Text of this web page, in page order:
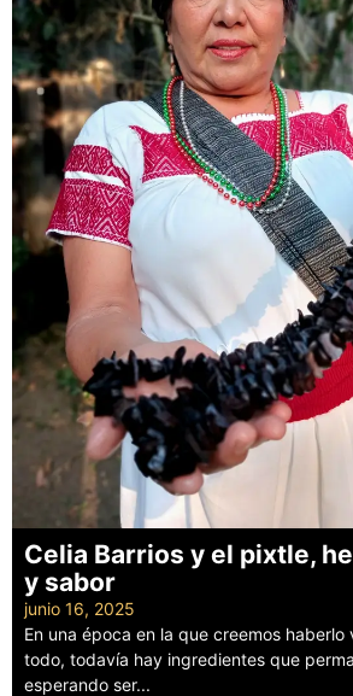
Celia Barrios y el pixtle,
y sabor
junio 16, 2025
En una época en la que creemos
todo, todavía hay ingredientes que
esperando ser...